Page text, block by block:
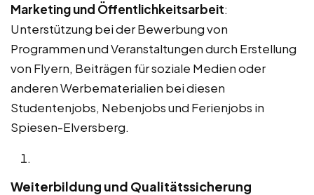
Marketing und Öffentlichkeitsarbeit:
Unterstützung bei der Bewerbung von
Programmen und Veranstaltungen durch Erstellung
von Flyern, Beiträgen für soziale Medien oder
anderen Werbematerialien bei diesen
Studentenjobs, Nebenjobs und Ferienjobs in
Spiesen-Elversberg.
Weiterbildung und Qualitätssicherung